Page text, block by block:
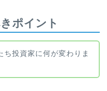
ポイント
ち投資家に何が変わりま